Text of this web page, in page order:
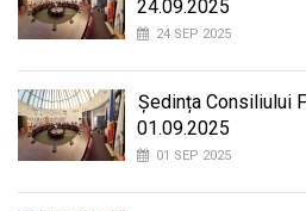
24.09.2025
24 SEP 2025
Ședința Consiliului
01.09.2025
01 SEP 2025